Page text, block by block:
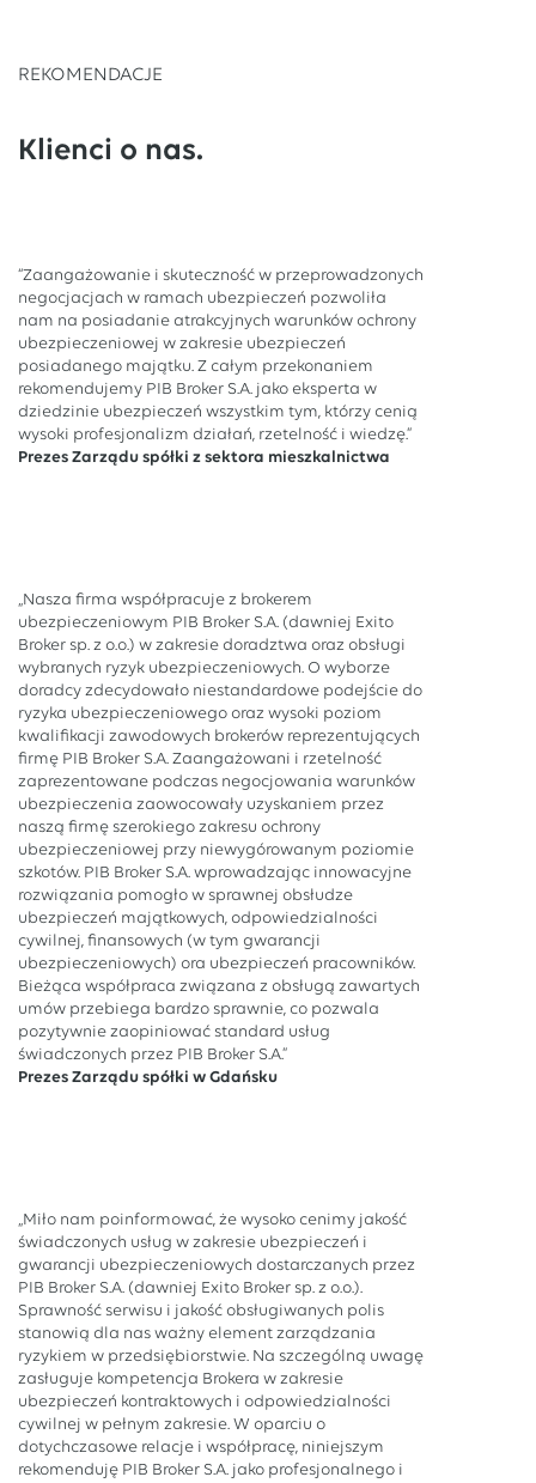
REKOMENDACJE
Klienci o nas.
“Zaangażowanie i skuteczność w przeprowadzonych
negocjacjach w ramach ubezpieczeń pozwoliła
nam na posiadanie atrakcyjnych warunków ochrony
ubezpieczeniowej w zakresie ubezpieczeń
posiadanego majątku. Z całym przekonaniem
rekomendujemy PIB Broker S.A. jako eksperta w
dziedzinie ubezpieczeń wszystkim tym, którzy cenią
wysoki profesjonalizm działań, rzetelność i wiedzę.”
Prezes Zarządu spółki z sektora mieszkalnictwa
„Nasza firma współpracuje z brokerem
ubezpieczeniowym PIB Broker S.A. (dawniej Exito
Broker sp. z o.o.) w zakresie doradztwa oraz obsługi
wybranych ryzyk ubezpieczeniowych. O wyborze
doradcy zdecydowało niestandardowe podejście do
ryzyka ubezpieczeniowego oraz wysoki poziom
kwalifikacji zawodowych brokerów reprezentujących
firmę PIB Broker S.A. Zaangażowani i rzetelność
zaprezentowane podczas negocjowania warunków
ubezpieczenia zaowocowały uzyskaniem przez
naszą firmę szerokiego zakresu ochrony
ubezpieczeniowej przy niewygórowanym poziomie
szkotów. PIB Broker S.A. wprowadzając innowacyjne
rozwiązania pomogło w sprawnej obsłudze
ubezpieczeń majątkowych, odpowiedzialności
cywilnej, finansowych (w tym gwarancji
ubezpieczeniowych) ora ubezpieczeń pracowników.
Bieżąca współpraca związana z obsługą zawartych
umów przebiega bardzo sprawnie, co pozwala
pozytywnie zaopiniować standard usług
świadczonych przez PIB Broker S.A.”
Prezes Zarządu spółki w Gdańsku
„Miło nam poinformować, że wysoko cenimy jakość
świadczonych usług w zakresie ubezpieczeń i
gwarancji ubezpieczeniowych dostarczanych przez
PIB Broker S.A. (dawniej Exito Broker sp. z o.o.).
Sprawność serwisu i jakość obsługiwanych polis
stanowią dla nas ważny element zarządzania
ryzykiem w przedsiębiorstwie. Na szczególną uwagę
zasługuje kompetencja Brokera w zakresie
ubezpieczeń kontraktowych i odpowiedzialności
cywilnej w pełnym zakresie. W oparciu o
dotychczasowe relacje i współpracę, niniejszym
rekomenduję PIB Broker S.A. jako profesjonalnego i